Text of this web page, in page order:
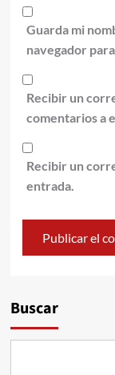
Guarda mi
navegador
Recibir un
comentarios a
Recibir un
entrada.
Buscar